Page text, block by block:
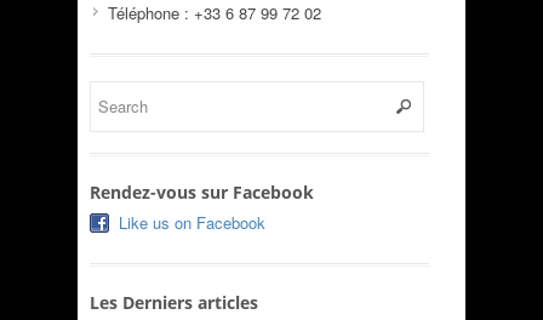
Téléphone : +33 6 87 99 72 02
Rendez-vous sur Facebook
Like us on Facebook
Les Derniers articles